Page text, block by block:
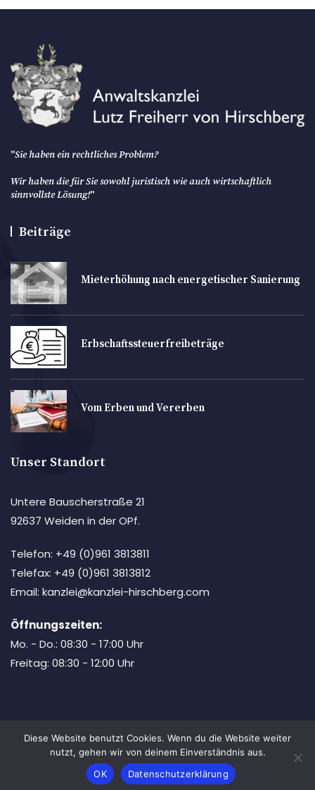
"Sie haben ein rechtliches Problem?
Wir haben die für Sie sowohl juristisch wie auch wirtschaftlich
sinnvollste Lösung!"
Beiträge
Mieterhöhung nach energetischer Sanierung
Erbschaftssteuerfreibeträge
Vom Erben und Vererben
Unser Standort
Untere Bauscherstraße 21
92637 Weiden in der OPf.
Telefon: +49 (0)961 3813811
Telefax: +49 (0)961 3813812
Email: kanzlei@kanzlei-hirschberg.com
Öffnungszeiten:
Mo. - Do.: 08:30 - 17:00 Uhr
Freitag: 08:30 - 12:00 Uhr
Copyright © 2026 Bosa Lawyer. Powered byBosa Themes
Honorare Impressum Datenschutz
Diese Website benutzt Cookies. Wenn du die Website weiter
nutzt, gehen wir von deinem Einverständnis aus.
OK
Datenschutzerklärung